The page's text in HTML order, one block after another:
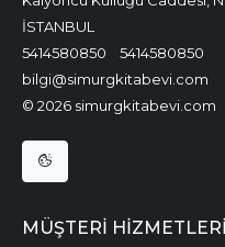
İSTANBUL
5414580850
5414580850
bilgi@simurgkitabevi.com
© 2026 simurgkitabevi.com
MÜŞTERI HIZMETLERI